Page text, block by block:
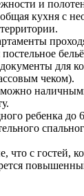
и
кухня с
для
чеком).
ребенка до 6
с гостей,